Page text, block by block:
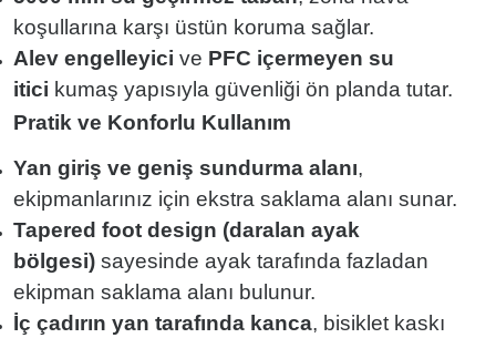
koşullarına karşı üstün koruma sağlar.
Alev engelleyici ve PFC içermeyen su
itici kumaş yapısıyla güvenliği ön planda tutar.
Pratik ve Konforlu Kullanım
Yan giriş ve geniş sundurma alanı,
ekipmanlarınız için ekstra saklama alanı sunar.
Tapered foot design (daralan ayak
bölgesi) sayesinde ayak tarafında fazladan
ekipman saklama alanı bulunur.
İç çadırın yan tarafında kanca, bisiklet kaskı